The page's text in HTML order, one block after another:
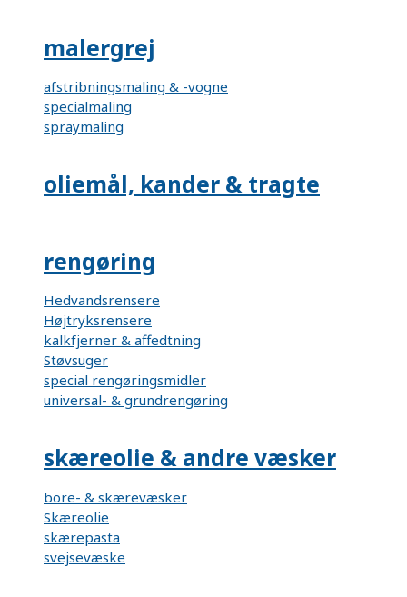
malergrej
afstribningsmaling & -vogne
specialmaling
spraymaling
oliemål, kander & tragte
rengøring
Hedvandsrensere
Højtryksrensere
kalkfjerner & affedtning
Støvsuger
special rengøringsmidler
universal- & grundrengøring
skæreolie & andre væsker
bore- & skærevæsker
Skæreolie
skærepasta
svejsevæske